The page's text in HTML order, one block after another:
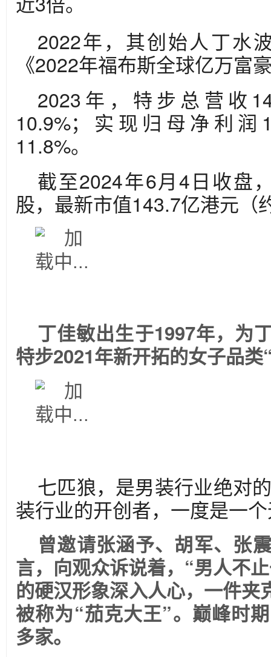
2022年，其创始人丁水
《2022年福布斯全球亿万富
2023年，特步总营收
10.9%；实现归母净利
11.8%。
截至2024年6月4日收盘
股，最新市值143.7亿港元（
丁佳敏出生于1997年，为
特步2021年新开拓的女子品
七匹狼，是男装行业绝对
装行业的开创者，一度是一
曾邀请张涵予、胡军、张
言，向观众诉说着，“男人不
的硬汉形象深入人心，一件夹
被称为“茄克大王”。巅峰时
多家。